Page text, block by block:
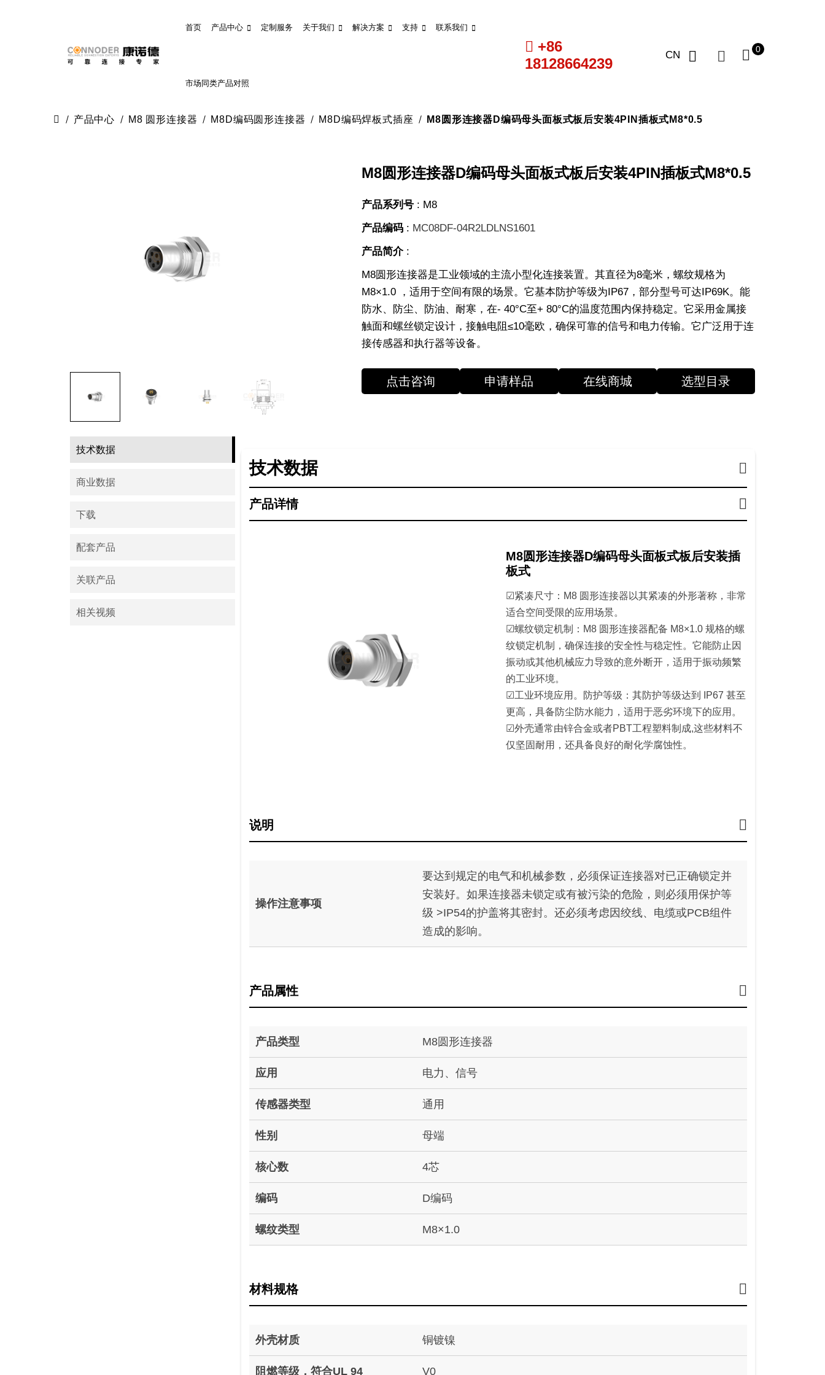
首页 产品中心 定制服务 关于我们 解决方案 支持 联系我们
市场同类产品对照
+86
18128664239
CN 0
产品中心 M8 圆形连接器 M8D编码圆形连接器 M8D编码焊板式插座 M8圆形连接器D编码母头面板式板后安装4PIN插板式M8*0.5
M8圆形连接器D编码母头面板式板后安装4PIN插板式M8*0.5
产品系列号 : M8
产品编码 : MC08DF-04R2LDLNS1601
产品简介:
M8圆形连接器是工业领域的主流小型化连接装置。其直径为8毫米，螺纹规格为
M8×1.0 ，适用于空间有限的场景。它基本防护等级为IP67，部分型号可达IP69K。能
防水、防尘、防油、耐寒，在- 40°C至+ 80°C的温度范围内保持稳定。它采用金属接
触面和螺丝锁定设计，接触电阻≤10毫欧，确保可靠的信号和电力传输。它广泛用于连
接传感器和执行器等设备。
点击咨询 申请样品 在线商城 选型目录
技术数据
商业数据
下载
配套产品
关联产品
相关视频
技术数据
产品详情
M8圆形连接器D编码母头面板式板后安装插
板式
☑紧凑尺寸：M8 圆形连接器以其紧凑的外形著称，非常
适合空间受限的应用场景。
☑螺纹锁定机制：M8 圆形连接器配备 M8×1.0 规格的螺
纹锁定机制，确保连接的安全性与稳定性。它能防止因
振动或其他机械应力导致的意外断开，适用于振动频繁
的工业环境。
☑工业环境应用。防护等级：其防护等级达到 IP67 甚至
更高，具备防尘防水能力，适用于恶劣环境下的应用。
☑外壳通常由锌合金或者PBT工程塑料制成,这些材料不
仅坚固耐用，还具备良好的耐化学腐蚀性。
说明
操作注意事项
要达到规定的电气和机械参数，必须保证连接器对已正确锁定并
安装好。如果连接器未锁定或有被污染的危险，则必须用保护等
级 >IP54的护盖将其密封。还必须考虑因绞线、电缆或PCB组件
造成的影响。
产品属性
产品类型 M8圆形连接器
应用 电力、信号
传感器类型 通用
性别 母端
核心数 4芯
编码 D编码
螺纹类型 M8×1.0
材料规格
外壳材质 铜镀镍
阻燃等级，符合UL 94 V0